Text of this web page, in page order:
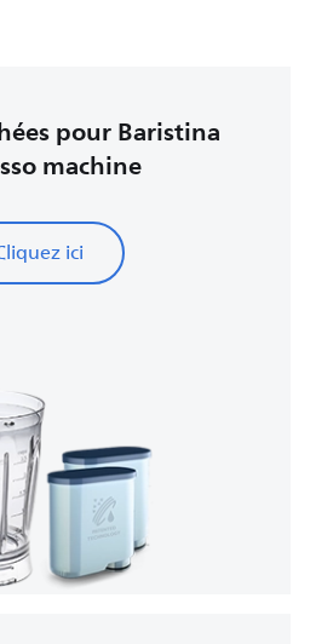
pour Baristina
machine
ici